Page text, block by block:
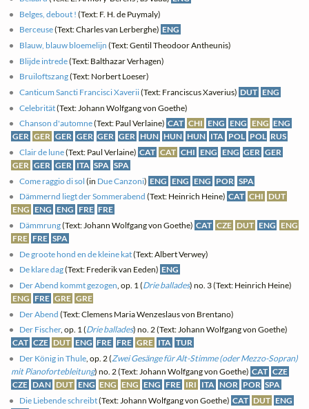
Belges, debout ! (Text: F. H. de Puymaly)
Berceuse(Text: Charles van Lerberghe) ENG
Blauw, blauw bloemelijn (Text: Gentil Theodoor Antheunis)
Blijde intrede(Text: Balthazar Verhagen)
Bruiloftszang(Text: Norbert Loeser)
Canticum Sancti Francisci Xaverii(Text: Franciscus Xaverius) DUT ENG
Celebrität(Text: Johann Wolfgang von Goethe)
Chanson d'automne(Text: Paul Verlaine) CAT CHI ENG ENG ENG ENG
GER GER GER GER GER GER HUN HUN HUN ITA POL POL RUS
Clair de lune(Text: Paul Verlaine) CAT CAT CHI ENG ENG GER GER
GER GER GER ITA SPA SPA
Come raggio di sol (in Due Canzoni) ENG ENG ENG POR SPA
Dämmernd liegt der Sommerabend (Text: Heinrich Heine) CAT CHI DUT
ENG ENG ENG FRE FRE
Dämmrung(Text: Johann Wolfgang von Goethe) CAT CZE DUT ENG ENG
FRE FRE SPA
De groote hond en de kleine kat(Text: Albert Verwey)
De klare dag(Text: Frederik van Eeden) ENG
Der Abend kommt gezogen, op. 1 (Drie ballades) no. 3 (Text: Heinrich Heine)
ENG FRE GRE GRE
Der Abend (Text: Clemens Maria Wenzeslaus von Brentano)
Der Fischer, op. 1 (Drie ballades) no. 2 (Text: Johann Wolfgang von Goethe)
CAT CZE DUT ENG FRE FRE GRE ITA TUR
Der König in Thule, op. 2 (Zwei Gesänge für Alt-Stimme (oder Mezzo-Sopran)
mit Pianofortebleitung) no. 2 (Text: Johann Wolfgang von Goethe) CAT CZE
CZE DAN DUT ENG ENG ENG ENG FRE IRI ITA NOR POR SPA
Die Liebende schreibt(Text: Johann Wolfgang von Goethe) CAT DUT ENG